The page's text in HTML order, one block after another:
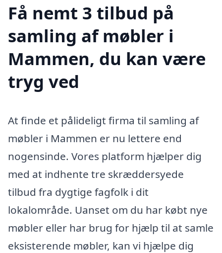
Få nemt 3 tilbud på
samling af møbler i
Mammen, du kan være
tryg ved
At finde et pålideligt firma til samling af
møbler i Mammen er nu lettere end
nogensinde. Vores platform hjælper dig
med at indhente tre skræddersyede
tilbud fra dygtige fagfolk i dit
lokalområde. Uanset om du har købt nye
møbler eller har brug for hjælp til at samle
eksisterende møbler, kan vi hjælpe dig